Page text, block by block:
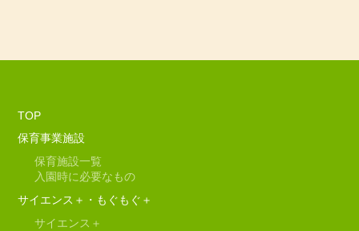
TOP
保育事業施設
保育施設一覧
入園時に必要なもの
サイエンス＋・もぐもぐ＋
サイエンス＋